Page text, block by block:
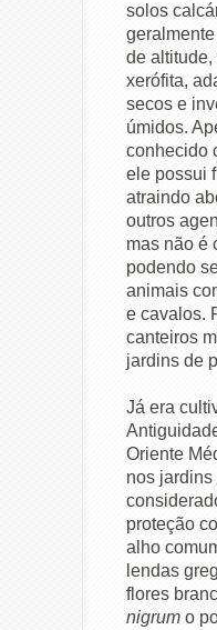
solos
de altitude,
xerófita,
secos e
úmidos.
conhecido
ele possui
atraindo
outros
mas não é
podendo
animais
e cavalos.
canteiros
jardins de
Já era
Oriente
nos jardins
proteção
alho
lendas
flores
nigrum o